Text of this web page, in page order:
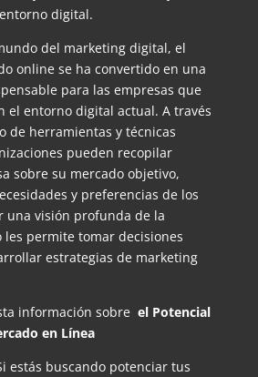
digital.
del marketing digital, el
online se ha convertido en una
para las empresas que
el entorno digital actual. A través
de herramientas y técnicas
pueden recopilar
sobre su mercado objetivo,
y preferencias de los
una visión profunda de la
les permite tomar decisiones
estrategias de marketing
información sobre el Potencial
en Línea
estás buscando potenciar tus